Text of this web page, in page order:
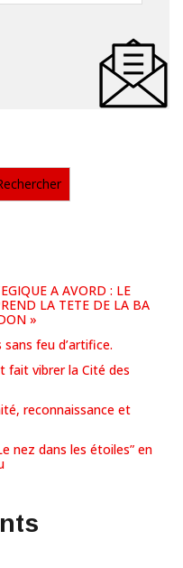
A AVORD : LE
LA TETE DE LA BA
»
feu d’artifice.
fait vibrer la Cité des
reconnaissance et
nez dans les étoiles” en